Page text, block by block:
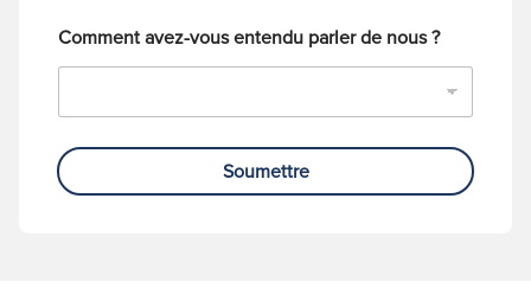
Comment avez-vous entendu parler de nous ?
Soumettre